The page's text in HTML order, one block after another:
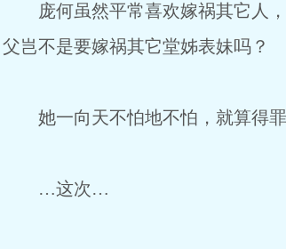
庞何虽然平常喜欢嫁祸其它人，
父岂不是要嫁祸其它堂姊表妹吗？
她一向天不怕地不怕，就算得罪
…这次…